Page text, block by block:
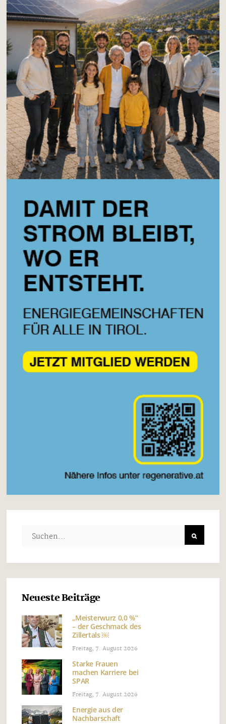
Neueste Beiträge
„Meisterwurz 0,0 %“
– der Geschmack des
Zillertals ￼
Freitag, 7. August 2026
Starke Frauen
machen Karriere bei
SPAR
Freitag, 7. August 2026
Energie aus der
Nachbarschaft